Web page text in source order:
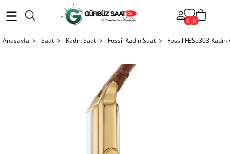
0 0
Anasayfa > Saat > Kadın Saat > Fossil Kadın Saat > Fossil FES5303 Kadın